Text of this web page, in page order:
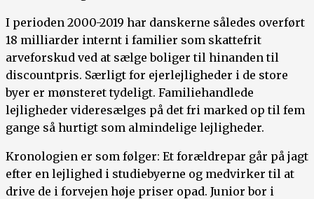
I perioden 2000-2019 har danskerne således overført
18 milliarder internt i familier som skattefrit
arveforskud ved at sælge boliger til hinanden til
discountpris. Særligt for ejerlejligheder i de store
byer er mønsteret tydeligt. Familiehandlede
lejligheder videresælges på det fri marked op til fem
gange så hurtigt som almindelige lejligheder.
Kronologien er som følger: Et forældrepar går på jagt
efter en lejlighed i studiebyerne og medvirker til at
drive de i forvejen høje priser opad. Junior bor i